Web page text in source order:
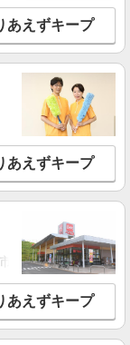
を見る
3か月※給与変動な
（山梨県甲府市塩
3か月※給与変動な
あえずキープ
あえずキープ
・太田市・館林市
あえずキープ